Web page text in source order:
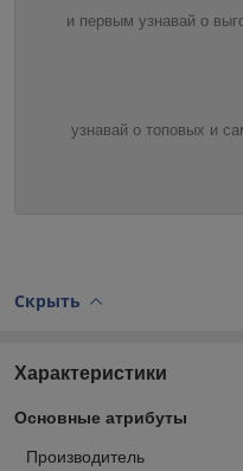
и первым узнавай о
узнавай о топовых и
Скрыть
Характеристики
Основные атрибуты
Производитель